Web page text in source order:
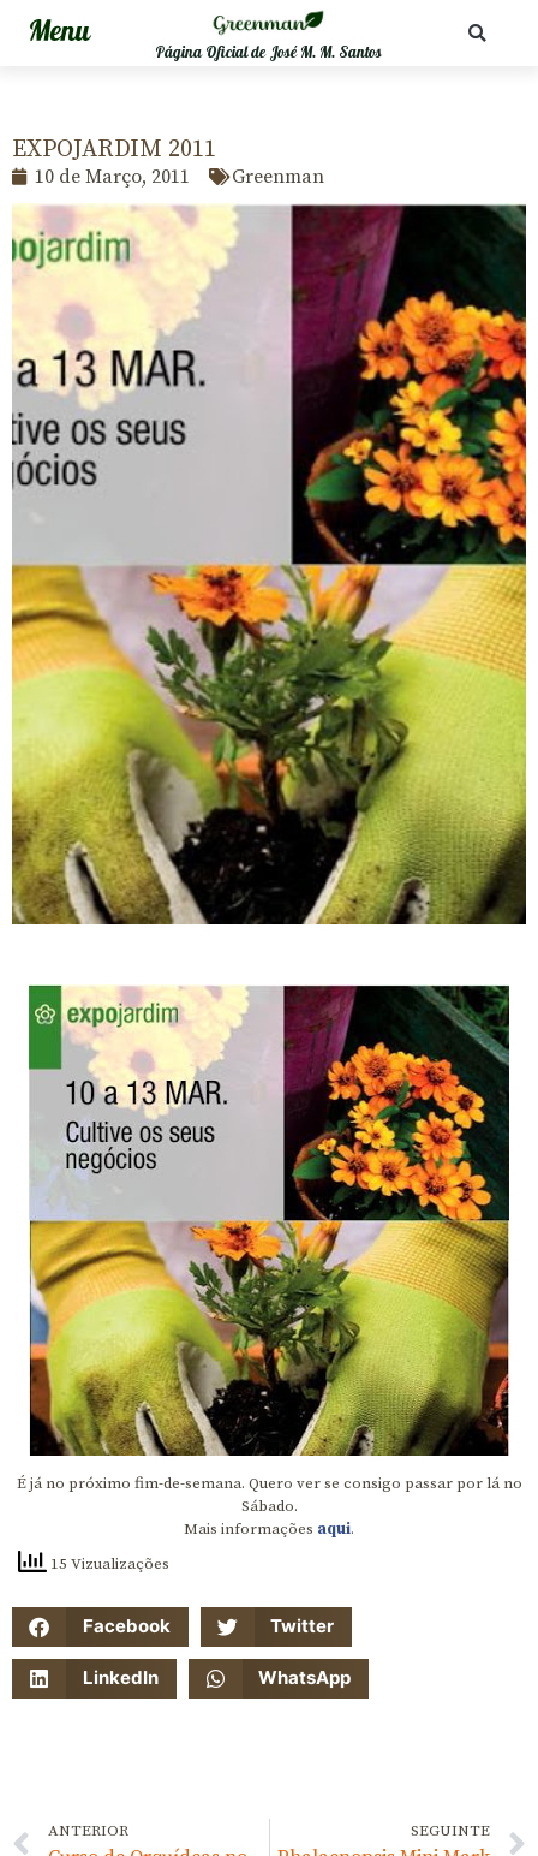
Página Oficial de José M. M. Santos
EXPOJARDIM 2011
10 de Março, 2011 Greenman
É já no próximo fim-de-semana. Quero ver se consigo passar por lá no
Sábado.
Mais informações aqui.
15 Vizualizações
Facebook Twitter
LinkedIn WhatsApp
ANTERIOR SEGUINTE